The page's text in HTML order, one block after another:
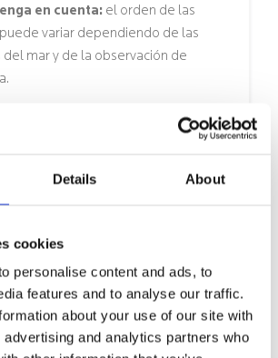
Details About
cookies
personalise content and ads, to
features and to analyse our traffic.
about your use of our site with
and analytics partners who
en cuenta: el orden de las
variar dependiendo de las
del mar y de la observación de
que presenten alguna de las
de espalda, cuello o afecciones
o fragilidad ósea)
de salud graves o enfermedades
del rango de edad (menos de 4 o